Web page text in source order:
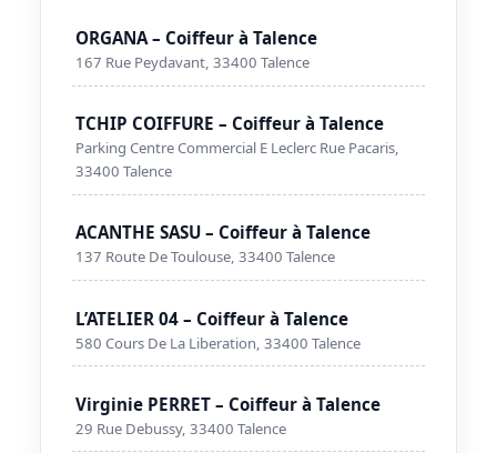
ORGANA – Coiffeur à Talence
167 Rue Peydavant, 33400 Talence
TCHIP COIFFURE – Coiffeur à Talence
Parking Centre Commercial E Leclerc Rue Pacaris,
33400 Talence
ACANTHE SASU – Coiffeur à Talence
137 Route De Toulouse, 33400 Talence
L’ATELIER 04 – Coiffeur à Talence
580 Cours De La Liberation, 33400 Talence
Virginie PERRET – Coiffeur à Talence
29 Rue Debussy, 33400 Talence